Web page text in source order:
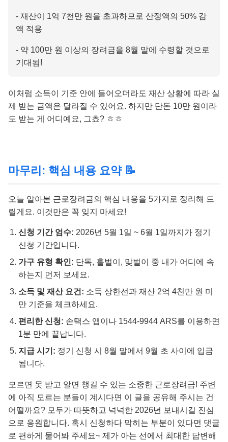
- 재산이 1억 7천만 원을 초과하므로 산정액의 50% 감
액 적용
- 약 100만 원 이상의 장려금을 8월 말에 수령할 것으로
기대됨!
이처럼 소득이 기준 안에 들어오더라도 재산 상황에 따라 실
제 받는 금액은 달라질 수 있어요. 하지만 단돈 10만 원이라
도 받는 게 어디예요, 그쵸? ㅎㅎ
마무리: 핵심 내용 요약 📝
오늘 알아본 근로장려금의 핵심 내용을 5가지로 정리해 드
릴게요. 이것만은 꼭 잊지 마세요!
신청 기간 엄수: 2026년 5월 1일 ~ 6월 1일까지가 정기
신청 기간입니다.
가구 유형 확인: 단독, 홑벌이, 맞벌이 중 내가 어디에 속
하는지 먼저 보세요.
소득 및 재산 요건: 소득 상한선과 재산 2억 4천만 원 미
만 기준을 체크하세요.
편리한 신청: 손택스 앱이나 1544-9944 ARS를 이용하면
1분 만에 끝납니다.
지급 시기: 정기 신청 시 8월 말에서 9월 초 사이에 입금
됩니다.
모르면 못 받고 알면 챙길 수 있는 소중한 근로장려금! 주변
에 아직 모르는 분들이 계시다면 이 글을 공유해 주시는 건
어떨까요? 모두가 따뜻하고 넉넉한 2026년 보내시길 진심
으로 응원합니다. 혹시 신청하다 막히는 부분이 있다면 댓글
로 편하게 물어봐 주세요~ 제가 아는 선에서 최대한 답변해